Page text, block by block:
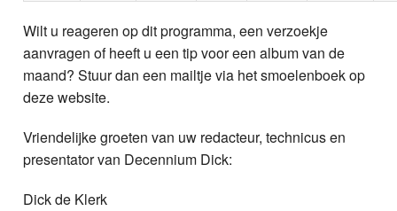
Wilt u reageren op dit programma, een verzoekje
aanvragen of heeft u een tip voor een album van de
maand? Stuur dan een mailtje via het smoelenboek op
deze website.
Vriendelijke groeten van uw redacteur, technicus en
presentator van Decennium Dick:
Dick de Klerk